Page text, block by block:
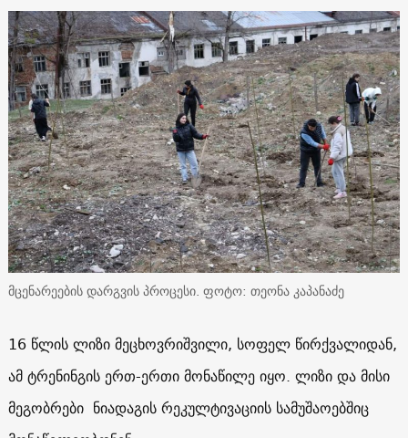
მცენარეების დარგვის პროცესი. ფოტო: თეონა კაპანაძე
16 წლის ლიზი მეცხოვრიშვილი, სოფელ წირქვალიდან,
ამ ტრენინგის ერთ-ერთი მონაწილე იყო. ლიზი და მისი
მეგობრები ნიადაგის რეკულტივაციის სამუშაოებშიც